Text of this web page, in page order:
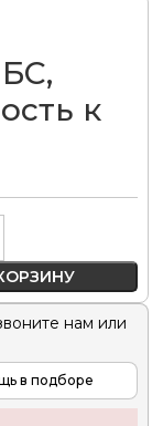
к
нам или
в подборе